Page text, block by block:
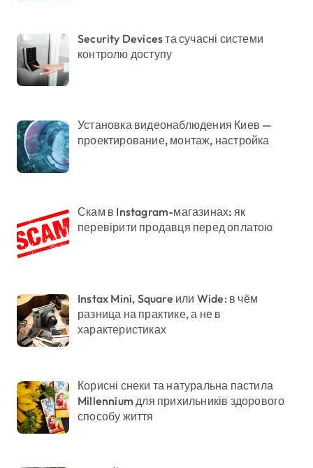
Security Devices та сучасні системи
контролю доступу
Установка видеонаблюдения Киев —
проектирование, монтаж, настройка
Скам в Instagram-магазинах: як
перевірити продавця перед оплатою
Instax Mini, Square или Wide: в чём
разница на практике, а не в
характеристиках
Корисні снеки та натуральна пастила
Millennium для прихильників здорового
способу життя